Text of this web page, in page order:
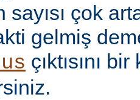
sayısı çok
gelmiş
çıktısını